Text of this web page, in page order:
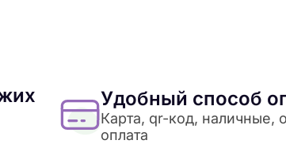
Удобный способ
Карта, qr-код, наличные,
оплата